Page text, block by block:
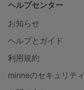
ヘルプセンター
お知らせ
ヘルプとガイド
利用規約
minneのセキュリティ